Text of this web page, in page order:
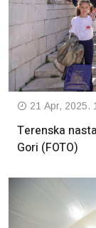
21 Apr, 2025.
Terenska
Gori (FOTO)